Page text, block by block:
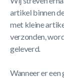
artikel binnen
met kleine
verzonden,
geleverd.
Wanneer er